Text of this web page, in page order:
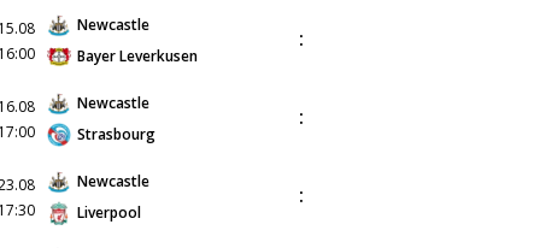
Newcastle
Bayer Leverkusen
:
Newcastle
Strasbourg
:
Newcastle
Liverpool
: